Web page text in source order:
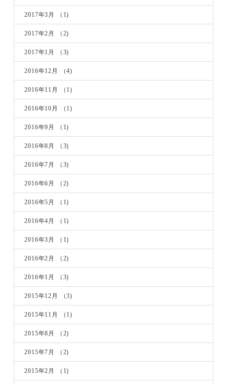
2017年3月 （1)
2017年2月 （2)
2017年1月 （3)
2016年12月 （4)
2016年11月 （1)
2016年10月 （1)
2016年9月 （1)
2016年8月 （3)
2016年7月 （3)
2016年6月 （2)
2016年5月 （1)
2016年4月 （1)
2016年3月 （1)
2016年2月 （2)
2016年1月 （3)
2015年12月 （3)
2015年11月 （1)
2015年8月 （2)
2015年7月 （2)
2015年2月 （1)